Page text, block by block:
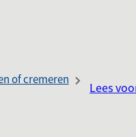
of cremeren
Lees